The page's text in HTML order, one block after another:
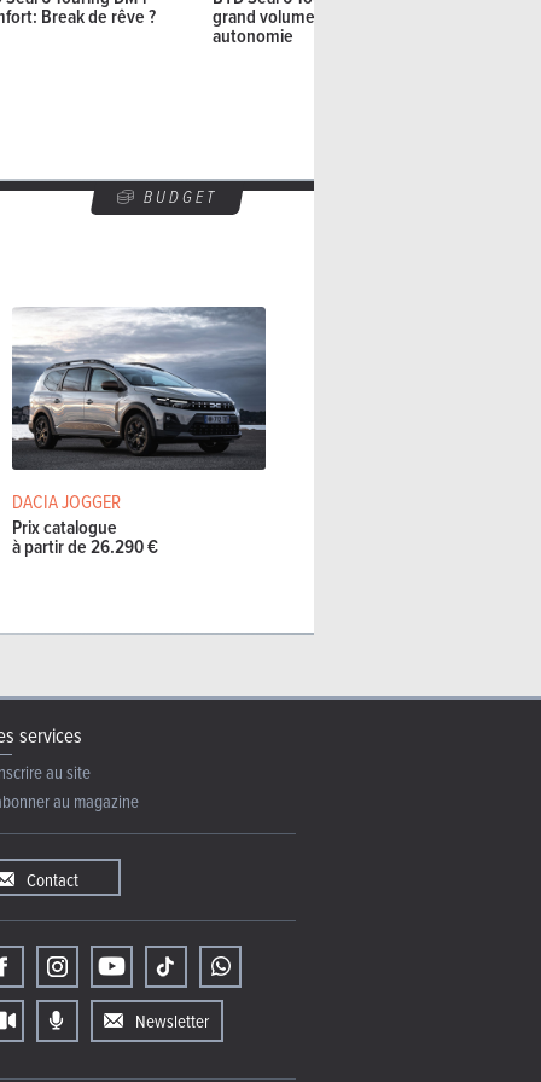
Break de rêve ? grand volume et grande
autonomie
BUDGET
DACIA JOGGER
Prix catalogue
à partir de 26.290 €
services
au site
au magazine
Contact
Newsletter